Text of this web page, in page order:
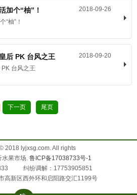
2018-09-26
加个“柚”！
“柚”！
2018-09-20
后 PK 台风之王
台风之王
下一页 尾页
2018 lyjxsg.com. All rights
水果市场. 鲁ICP备17038733号-1
纠纷调解：17753905851
高新区西外环和启阳路交汇1199号